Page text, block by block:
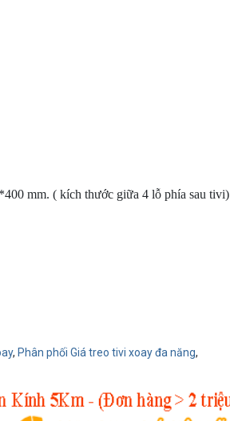
mm. ( kích thước giữa 4 lỗ phía sau tivi)
, Phân phối Giá treo tivi xoay đa năng,